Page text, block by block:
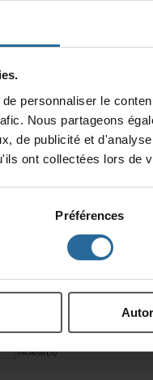
Préférences
Enfants
Personnage(s)
Acteur(s)